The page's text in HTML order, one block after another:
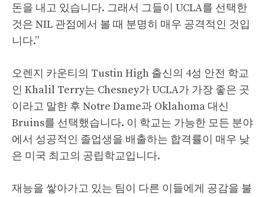
돈을 내고 있습니다. 그래서 그들이 UCLA를 선택한
것은 NIL 관점에서 볼 때 분명히 매우 공격적인 것입
니다.”
오렌지 카운티의 Tustin High 출신의 4성 안전 학교
인 Khalil Terry는 Chesney가 UCLA가 가장 좋은 곳
이라고 말한 후 Notre Dame과 Oklahoma 대신
Bruins를 선택했습니다. 이 학교는 가능한 모든 분야
에서 성공적인 졸업생을 배출하는 합격률이 매우 낮
은 미국 최고의 공립학교입니다.
재능을 쌓아가고 있는 팀이 다른 이들에게 공감을 불